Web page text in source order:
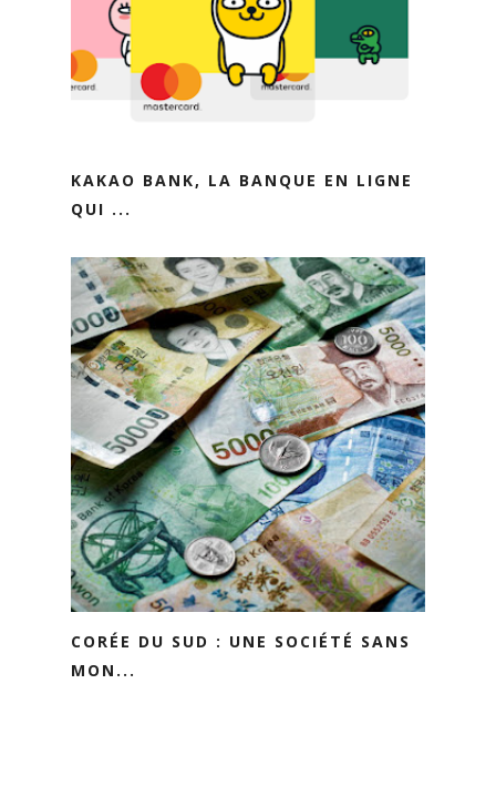
KAKAO BANK, LA BANQUE EN LIGNE
QUI ...
CORÉE DU SUD : UNE SOCIÉTÉ SANS
MON...